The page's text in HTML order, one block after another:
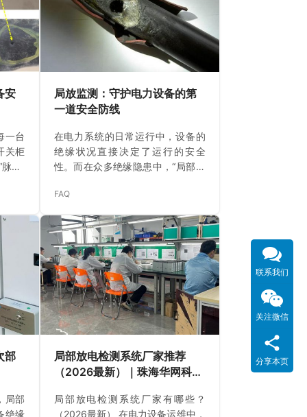
安
一台
关柜
搏”
绝
电
应，
成灾
局部
局放监测：守护电力设备的第
一道安全防线
在电力系统的日常运行中，设备的
绝缘状况直接决定了运行的安全
性。而在众多绝缘隐患中，“局部放
性和破坏性的隐形威胁之一。一旦
则引发绝缘击穿、系统跳闸，甚至
大面积停电事故。 而“局放监测”，
正是这一切风险的前哨兵。 什么是
局放？为何需要监测？ 局部放电是
指绝缘系统中局部区域发生的不完
全击穿，它常常出现在电缆接头、
GIS开关、变压器绕组或中间接头等
部位，初期能量虽小，却会长期积
累、逐步扩展，最终演变为电气故
障。 传统的定期人工检测已难以满
足现…
FAQ
部
局部
绝缘
局部放电检测系统厂家推荐
（2026最新）｜珠海华网科技
局部放电检测系统厂家有哪些？
（2026最新） 在电力设备运维中，
联系我们
关注微信
分享本页